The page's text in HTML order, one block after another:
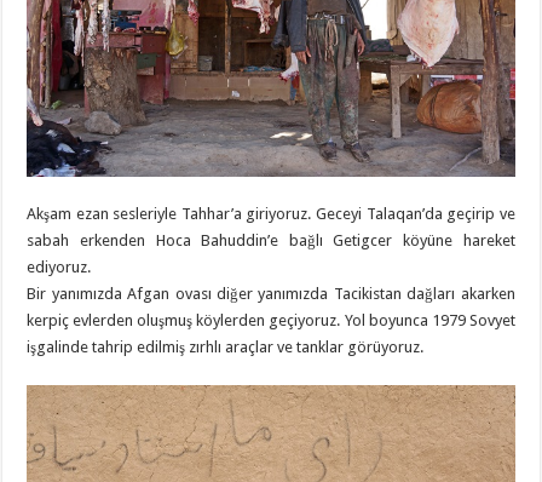
Akşam ezan sesleriyle Tahhar’a giriyoruz. Geceyi Talaqan’da geçirip ve
sabah erkenden Hoca Bahuddin’e bağlı Getigcer köyüne hareket
ediyoruz.
Bir yanımızda Afgan ovası diğer yanımızda Tacikistan dağları akarken
kerpiç evlerden oluşmuş köylerden geçiyoruz. Yol boyunca 1979 Sovyet
işgalinde tahrip edilmiş zırhlı araçlar ve tanklar görüyoruz.